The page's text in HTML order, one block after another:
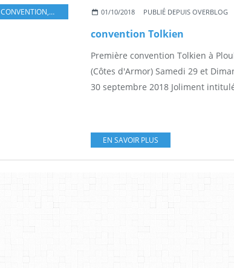
CONVENTION, COSPLAY FANTASTIQUE, EROIC-FANTASY,
01/10/2018 PUBLIÉ DEPUIS OVERBLOG
convention Tolkien
Première convention Tolkien à
(Côtes d'Armor) Samedi 29 et
30 septembre 2018 Joliment
EN SAVOIR PLUS